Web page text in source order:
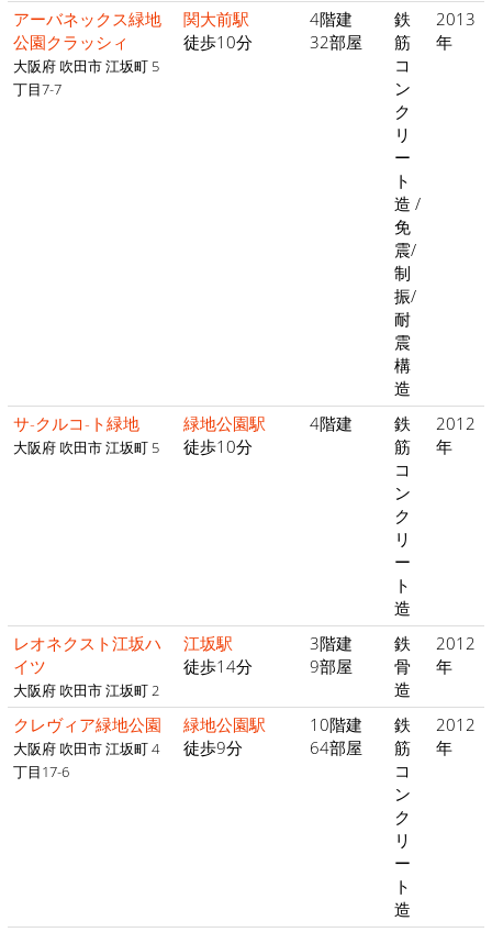
アーバネックス緑地
公園クラッシィ
大阪府 吹田市 江坂町 5
丁目7-7
関大前駅
徒歩10分
4階建
32部屋
鉄
筋
コ
ン
ク
リ
ー
ト
造 /
免
震/
制
振/
耐
震
構
造
2013
年
サ-クルコ-ト緑地
大阪府 吹田市 江坂町 5
緑地公園駅
徒歩10分
4階建
鉄
筋
コ
ン
ク
リ
ー
ト
造
2012
年
レオネクスト江坂ハ
イツ
大阪府 吹田市 江坂町 2
江坂駅
徒歩14分
3階建
9部屋
鉄
骨
造
2012
年
クレヴィア緑地公園
大阪府 吹田市 江坂町 4
丁目17-6
緑地公園駅
徒歩9分
10階建
64部屋
鉄
筋
コ
ン
ク
リ
ー
ト
造
2012
年